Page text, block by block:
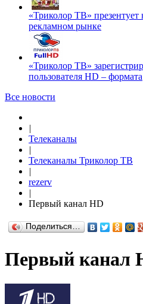
«Триколор ТВ»
рекламном рынке
«Триколор ТВ»
пользователя HD – формата
Все новости
|
Телеканалы
|
Телеканалы Триколор ТВ
|
rezerv
|
Первый канал HD
Поделиться…
Первый канал